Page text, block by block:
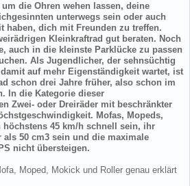
die Ohren wehen lassen, deine
unterwegs sein oder auch
haben, dich mit Freunden zu treffen.
Kleinkraftrad gut beraten. Noch
auch in die kleinste Parklücke zu passen
Als Jugendlicher, der sehnsüchtig
auf mehr Eigenständigkeit wartet, ist
schon drei Jahre früher, also schon im
In die Kategorie dieser
Zwei- oder Dreiräder mit beschränkter
Mofas, Mopeds,
höchstens 45 km/h schnell sein, ihr
als 50 cm3 sein und die maximale
nicht übersteigen.
Moped, Mokick und Roller genau erklärt